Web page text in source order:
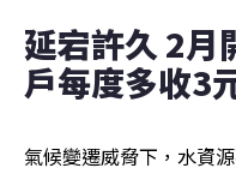
延宕許久 2月
戶每度多收3
氣候變遷威脅下，水資